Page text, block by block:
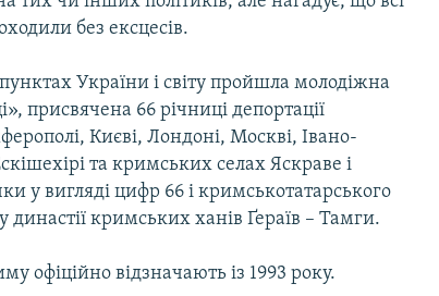
без ексцесів.
України і світу пройшла молодіжна
присвячена 66 річниці депортації
Києві, Лондоні, Москві, Івано-
та кримських селах Яскраве і
у вигляді цифр 66 і кримськотатарського
династії кримських ханів Ґераїв – Тамги.
офіційно відзначають із 1993 року.